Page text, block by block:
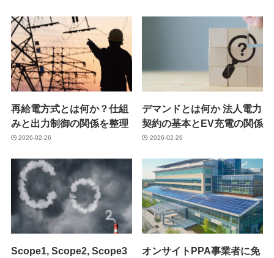
再給電方式とは何か？仕組
みと出力制御の関係を整理
2026-02-26
デマンドとは何か 法人電力
契約の基本とEV充電の関係
2026-02-26
Scope1, Scope2, Scope3
オンサイトPPA事業者に免